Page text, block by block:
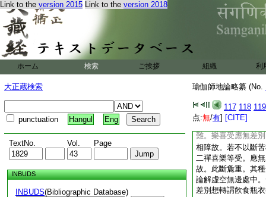
Link to the version 2015 Link to the version 2018
ホーム 検索 ご挨拶 組織 利
大正蔵検索
punctuation Hangul Eng
TextNo. Vol. Page
INBUDS
INBUDS(Bibliographic Database)
瑜伽師地論略纂 (No.
117 118 119
点:無/有] [CITE]
身在下界可爾。何
斷而不現行。由其
彼已斷故。但彼麁
根斷者。是則行者
受定有差別 問曰
得差別。何故要須
尋伺望喜樂非相障
差別。其初禪喜有
喜已斷苦故。其喜
差別。有無之法無
難。樂喜受應無差
相障故。若不以斷
二禪喜樂等受。應
故。此斷麁重。其
論解虚空無邊處中
差別想轉謂飮食瓶